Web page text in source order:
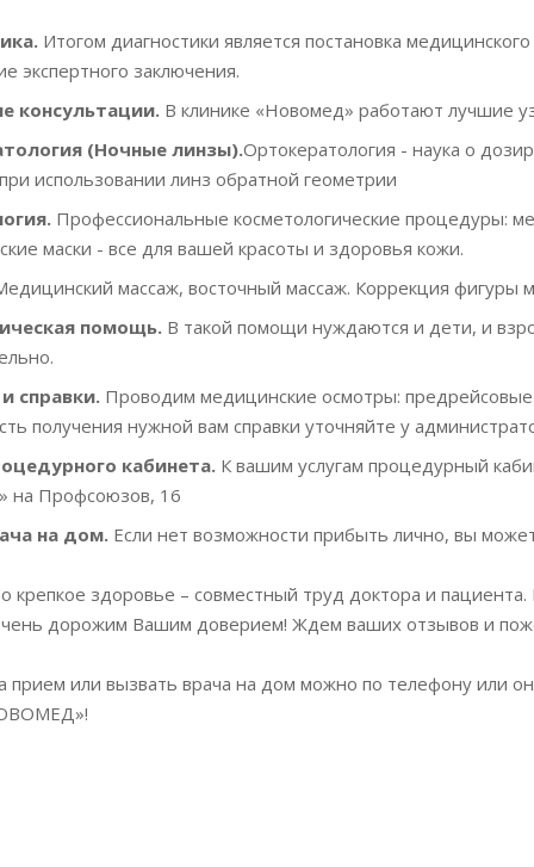
Итогом диагностики является постановка
экспертного заключения.
консультации. В клинике «Новомед» работают лучшие
(Ночные линзы).Ортокератология - наука о
использовании линз обратной геометрии
Профессиональные косметологические процедуры:
маски - все для вашей красоты и здоровья кожи.
массаж, восточный массаж. Коррекция фигуры
помощь. В такой помощи нуждаются и дети, и
справки. Проводим медицинские осмотры:
получения нужной вам справки уточняйте у
кабинета. К вашим услугам процедурный
на Профсоюзов, 16
на дом. Если нет возможности прибыть лично, вы
крепкое здоровье – совместный труд доктора и
дорожим Вашим доверием! Ждем ваших отзывов и
прием или вызвать врача на дом можно по телефону или